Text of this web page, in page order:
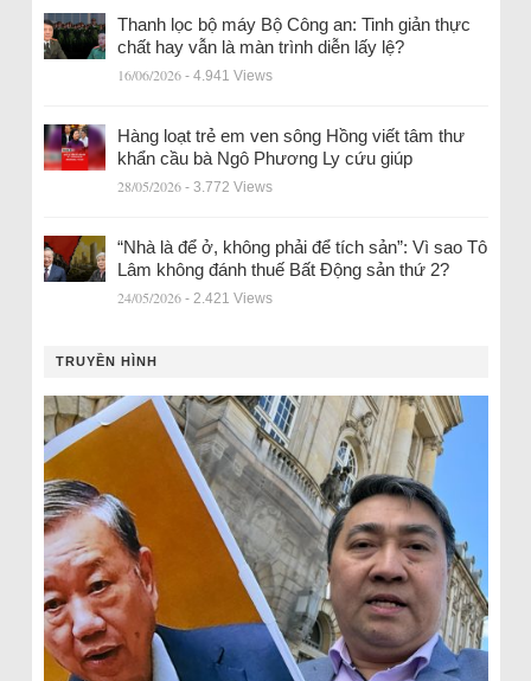
Thanh lọc bộ máy Bộ Công an: Tinh giản thực
chất hay vẫn là màn trình diễn lấy lệ?
16/06/2026 - 4.941 Views
Hàng loạt trẻ em ven sông Hồng viết tâm thư
khẩn cầu bà Ngô Phương Ly cứu giúp
28/05/2026 - 3.772 Views
“Nhà là để ở, không phải để tích sản”: Vì sao Tô
Lâm không đánh thuế Bất Động sản thứ 2?
24/05/2026 - 2.421 Views
TRUYỀN HÌNH